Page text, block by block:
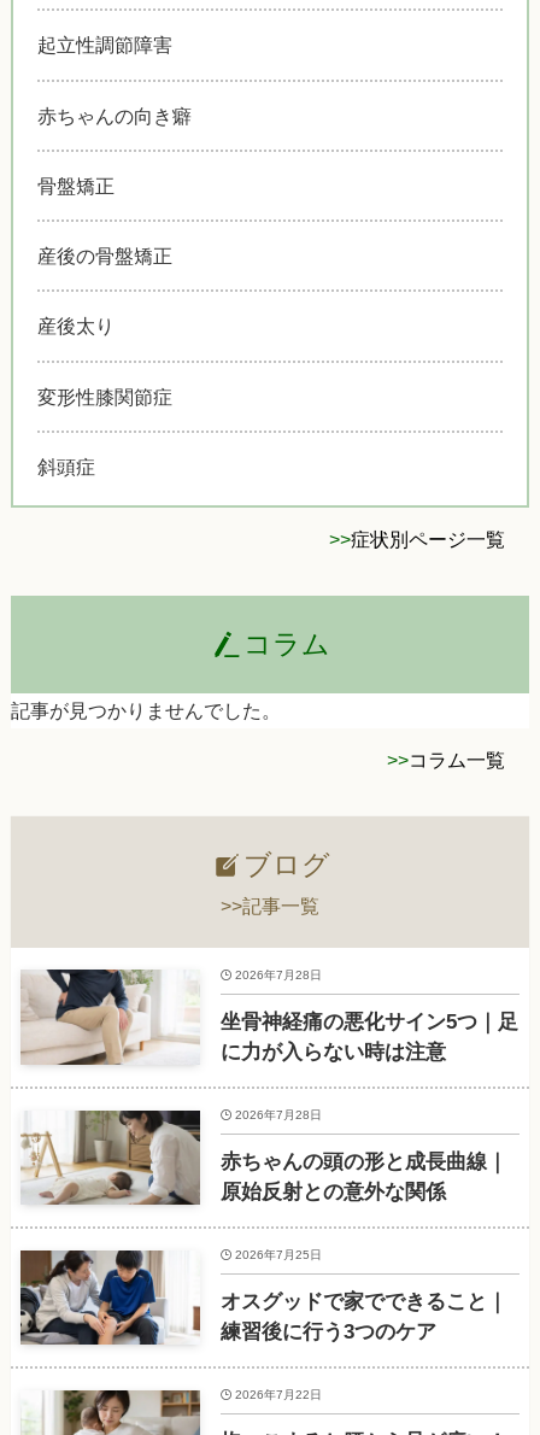
起立性調節障害
赤ちゃんの向き癖
骨盤矯正
産後の骨盤矯正
産後太り
変形性膝関節症
斜頭症
>>症状別ページ一覧
コラム
記事が見つかりませんでした。
>>コラム一覧
ブログ
>>記事一覧
坐骨神経痛の悪化サイン5つ｜足
に力が入らない時は注意
2026年7月28日
赤ちゃんの頭の形と成長曲線｜
原始反射との意外な関係
2026年7月28日
オスグッドで家でできること｜
練習後に行う3つのケア
2026年7月25日
2026年7月22日